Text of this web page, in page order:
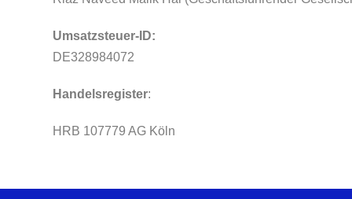
Umsatzsteuer-ID:
DE328984072
Handelsregister:
HRB 107779 AG Köln